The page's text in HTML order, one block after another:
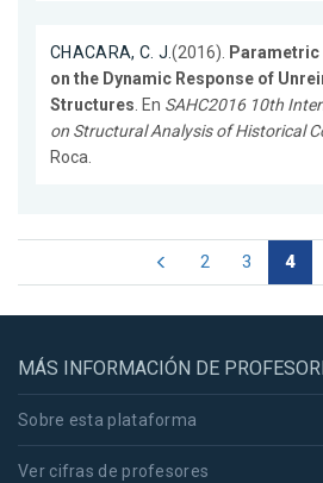
CHACARA, C. J.(2016).
on the Dynamic Response of
Structures. En SAHC2016 10th
on Structural Analysis of Historical
Roca.
2 3 4
MÁS INFORMACIÓN DE
Sobre esta plataforma
Ver cifras de profesores